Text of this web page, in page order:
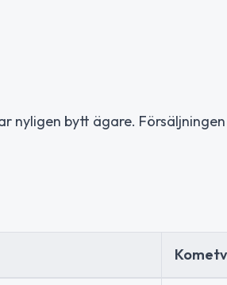
nyligen bytt ägare.